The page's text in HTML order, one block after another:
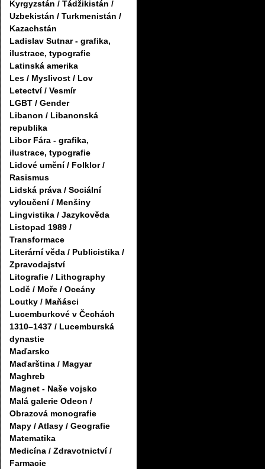
Kyrgyzstán / Tádžikistán /
Uzbekistán / Turkmenistán /
Kazachstán
Ladislav Sutnar - grafika,
ilustrace, typografie
Latinská amerika
Les / Myslivost / Lov
Letectví / Vesmír
LGBT / Gender
Libanon / Libanonská
republika
Libor Fára - grafika,
ilustrace, typografie
Lidové umění / Folklor /
Rasismus
Lidská práva / Sociální
vyloučení / Menšiny
Lingvistika / Jazykověda
Listopad 1989 /
Transformace
Literární věda / Publicistika /
Zpravodajství
Litografie / Lithography
Lodě / Moře / Oceány
Loutky / Maňásci
Lucemburkové v Čechách
1310–1437 / Lucemburská
dynastie
Maďarsko
Maďarština / Magyar
Maghreb
Magnet - Naše vojsko
Malá galerie Odeon /
Obrazová monografie
Mapy / Atlasy / Geografie
Matematika
Medicína / Zdravotnictví /
Farmacie